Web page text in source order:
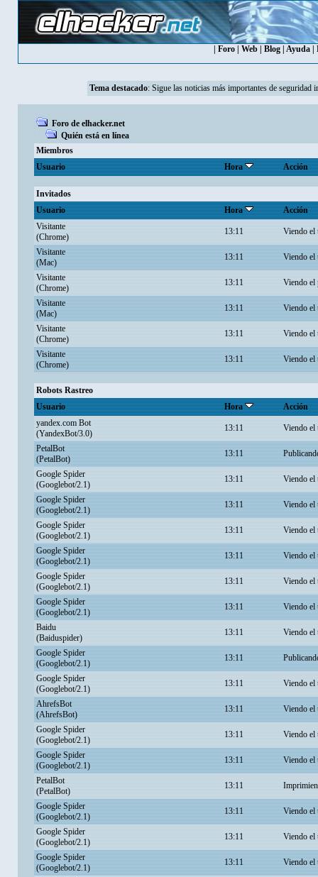
Foro Web Blog Ayuda
Tema destacado: Sigue las noticias más importantes de seguridad
Foro de elhacker.net
Quién está en línea
Miembros
Usuario
Hora Acción
Invitados
Usuario
Hora
Acción
Visitante
(Chrome)
13:11 Viendo el
Visitante
(Mac)
13:11 Viendo el
Visitante
(Chrome)
13:11 Viendo
Visitante
(Mac)
13:11 Viendo el
Visitante
(Chrome)
13:11 Viendo el
Visitante
(Chrome)
13:11 Viendo el
Robots Rastreo
Usuario
Hora
Acción
yandex.com Bot
(YandexBot/3.0)
13:11 Viendo el
PetalBot
(PetalBot)
13:11
Google Spider
(Googlebot/2.1)
13:11 Viendo el
Google Spider
(Googlebot/2.1)
13:11 Viendo el
Google Spider
(Googlebot/2.1)
13:11 Viendo el
Google Spider
(Googlebot/2.1)
13:11 Viendo el
Google Spider
(Googlebot/2.1)
13:11 Viendo el
Google Spider
(Googlebot/2.1)
13:11 Viendo el
Baidu
(Baiduspider)
13:11 Viendo el
Google Spider
(Googlebot/2.1)
13:11
Google Spider
(Googlebot/2.1)
13:11 Viendo el
AhrefsBot
(AhrefsBot)
13:11 Viendo el
Google Spider
(Googlebot/2.1)
13:11 Viendo el
Google Spider
(Googlebot/2.1)
13:11 Viendo el
PetalBot
(PetalBot)
13:11
Google Spider
(Googlebot/2.1)
13:11 Viendo el
Google Spider
(Googlebot/2.1)
13:11 Viendo el
Google Spider
(Googlebot/2.1)
13:11 Viendo el